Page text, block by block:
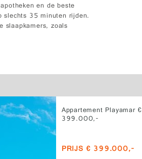
en de beste
slechts 35 minuten rijden.
slaapkamers, zoals
Appartement Playamar €
399.000,-
PRIJS € 399.000,-